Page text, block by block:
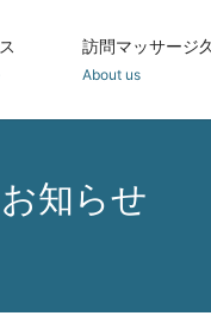
訪問マッサージ
About us
知らせ